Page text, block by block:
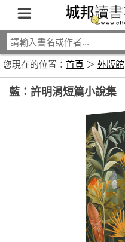
您現在的位置： 首頁 ＞ 外版館
藍：許明涓短篇小說集